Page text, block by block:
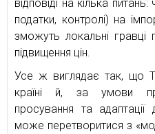
відповіді на кілька
податки, контролі) на
зможуть локальні гравці
підвищення цін.
Усе ж виглядає так, що
країні й, за умови
просування та
може перетворитися з